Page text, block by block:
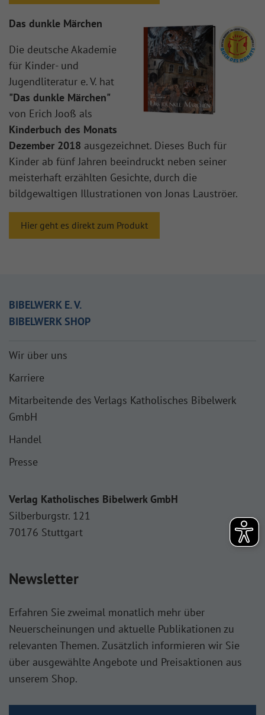
Das dunkle Märchen
Die deutsche Akademie
für Kinder- und
Jugendliteratur e. V. hat
"Das dunkle Märchen"
von Erich Jooß als
Kinderbuch des Monats
Dezember 2018 ausgezeichnet. Dieses Buch für
Kinder ab fünf Jahren beeindruckt neben seiner
meisterhaft erzählten Gesichte, durch die
bildgewaltigen Illustrationen von Jonas Lauströer.
Hier geht es direkt zum Produkt
BIBELWERK E. V.
BIBELWERK SHOP
Wir über uns
Karriere
Mitarbeitende des Verlags Katholisches Bibelwerk
GmbH
Handel
Presse
Verlag Katholisches Bibelwerk GmbH
Silberburgstr. 121
70176 Stuttgart
Newsletter
Erfahren Sie zweimal monatlich mehr über
Neuerscheinungen und aktuelle Publikationen zu
relevanten Themen. Zusätzlich informieren wir Sie
über ausgewählte Angebote und Preisaktionen aus
unserem Shop.